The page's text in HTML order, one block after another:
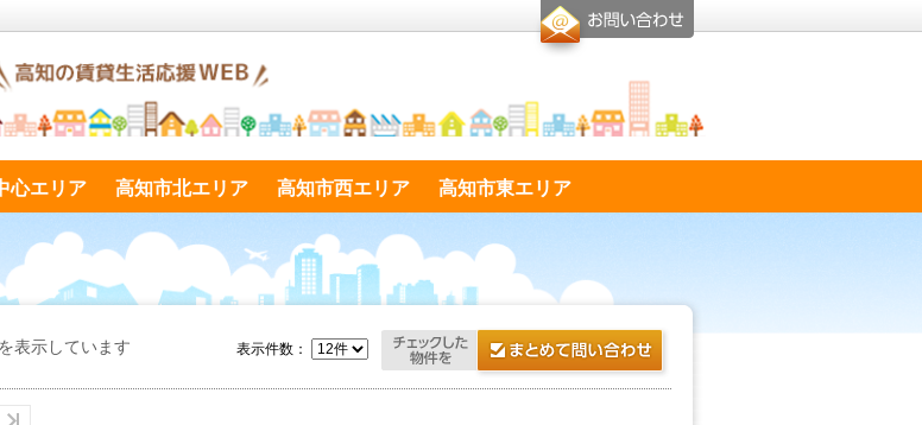
心エリア 高知市北エリア 高知市西エリア 高知市東エリア
表示しています 表示件数：